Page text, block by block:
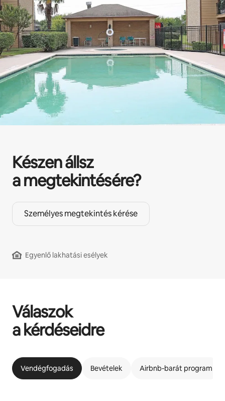
Készen állsz
a megtekintésére?
Személyes megtekintés kérése
Egyenlő lakhatási esélyek
Válaszok
a kérdéseidre
Vendégfogadás Bevételek Airbnb-barát program